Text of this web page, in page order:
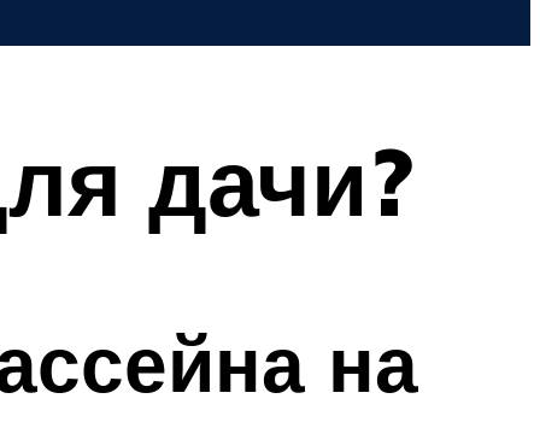
дачи?
на